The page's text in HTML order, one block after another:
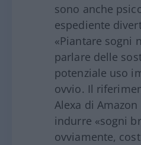
sono anche
espediente
«Piantare sogni
parlare delle
potenziale uso
ovvio. Il
Alexa di
indurre «sogni
ovviamente,